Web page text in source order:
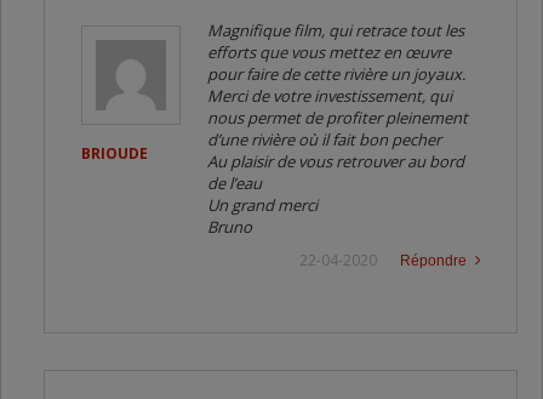
BRIOUDE
Magnifique film, qui retrace tout les
efforts que vous mettez en œuvre
pour faire de cette rivière un joyaux.
Merci de votre investissement, qui
nous permet de profiter pleinement
d’une rivière où il fait bon pecher
Au plaisir de vous retrouver au bord
de l’eau
Un grand merci
Bruno
Répondre
22-04-2020